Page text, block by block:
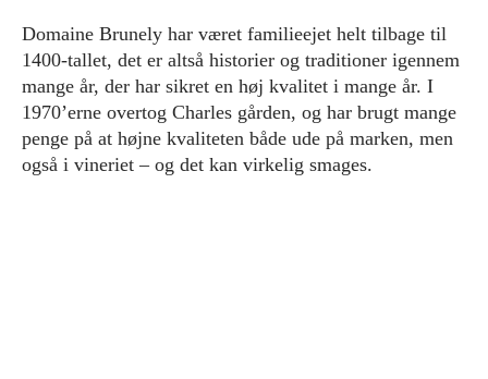
Domaine Brunely har været familieejet helt tilbage til
1400-tallet, det er altså historier og traditioner igennem
mange år, der har sikret en høj kvalitet i mange år. I
1970’erne overtog Charles gården, og har brugt mange
penge på at højne kvaliteten både ude på marken, men
også i vineriet – og det kan virkelig smages.